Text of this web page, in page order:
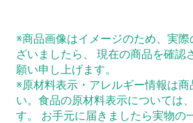
※商品画像はイメージのため、実
ざいましたら、 現在の商品を確認
願い申し上げます。
※原材料表示・アレルギー情報は
い。食品の原材料表示については
す。 お手元に届きましたら実物の